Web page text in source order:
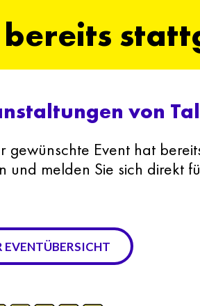
von
gewünschte Event hat
und melden Sie sich direkt
EVENTÜBERSICHT